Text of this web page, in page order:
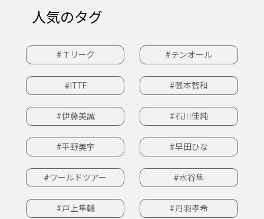
人気のタグ
#Ｔリーグ #テンオール
#ITTF #張本智和
#伊藤美誠 #石川佳純
#平野美宇 #早田ひな
#ワールドツアー #水谷隼
#戸上隼輔 #丹羽孝希